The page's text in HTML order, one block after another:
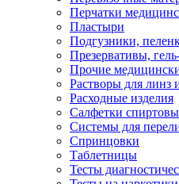
Перчатки
Пластыри
Подгузники,
Презервативы,
Прочие
Растворы для линз
Расходные изделия
Салфетки
Системы для
Спринцовки
Таблетницы
Тесты